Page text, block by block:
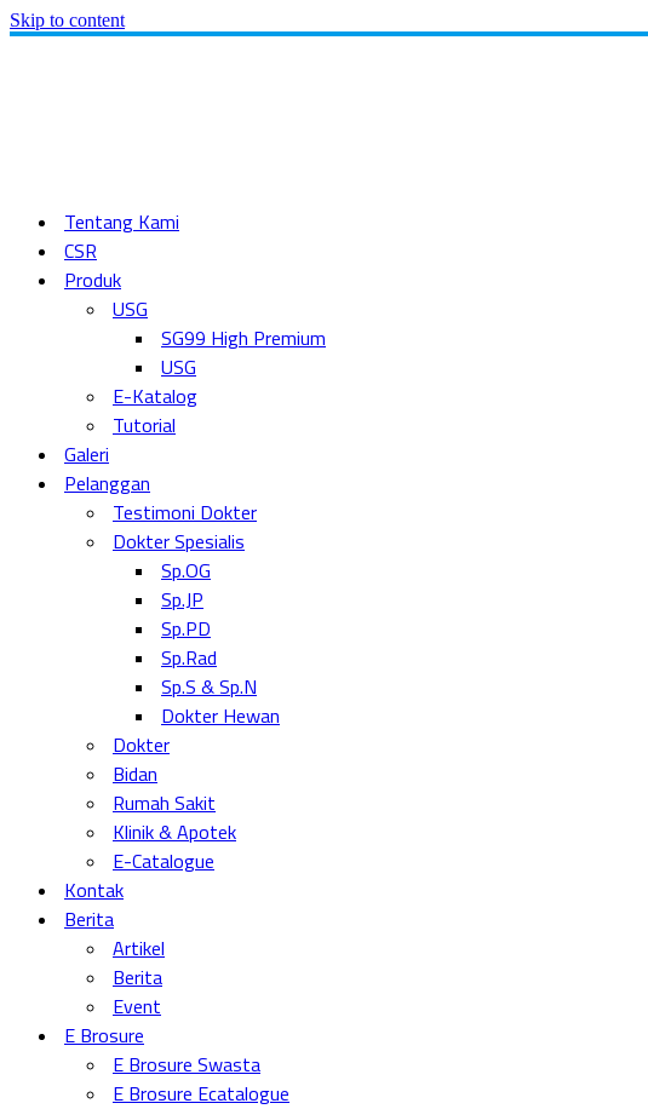
Skip to content
Tentang Kami
CSR
Produk
USG
SG99 High Premium
USG
E-Katalog
Tutorial
Galeri
Pelanggan
Testimoni Dokter
Dokter Spesialis
Sp.OG
Sp.JP
Sp.PD
Sp.Rad
Sp.S & Sp.N
Dokter Hewan
Dokter
Bidan
Rumah Sakit
Klinik & Apotek
E-Catalogue
Kontak
Berita
Artikel
Berita
Event
E Brosure
E Brosure Swasta
E Brosure Ecatalogue